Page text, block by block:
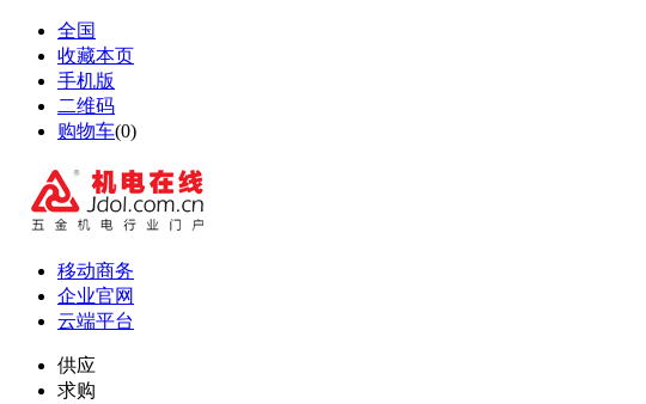
全国
收藏本页
手机版
二维码
购物车(0)
移动商务
企业官网
云端平台
供应
求购